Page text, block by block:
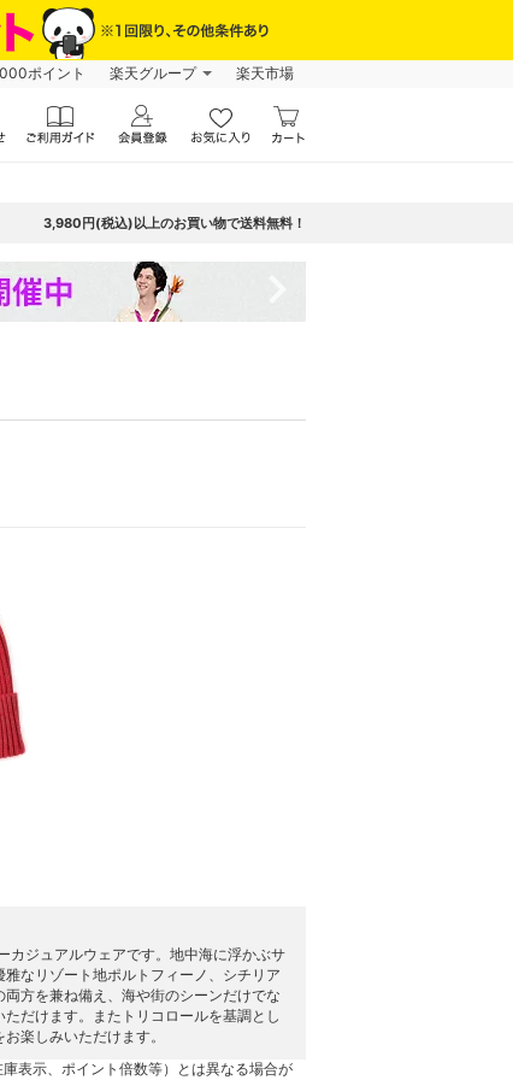
ポイント 楽天グループ 楽天市場
3,980円(税込)以上のお買い物で送料無料！
カジュアルウェアです。地中海に浮かぶサ
なリゾート地ポルトフィーノ、シチリア
方を兼ね備え、海や街のシーンだけでな
だけます。またトリコロールを基調とし
楽しみいただけます。
表示、ポイント倍数等）とは異なる場合が